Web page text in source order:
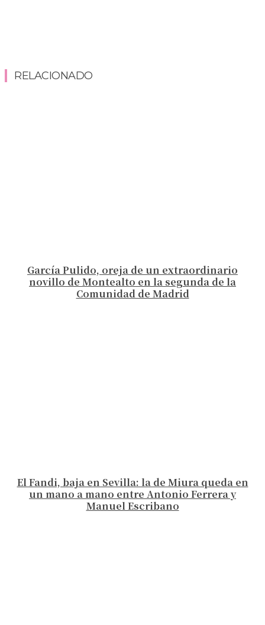
RELACIONADO
García Pulido, oreja de un extraordinario
novillo de Montealto en la segunda de la
Comunidad de Madrid
El Fandi, baja en Sevilla: la de Miura queda en
un mano a mano entre Antonio Ferrera y
Manuel Escribano